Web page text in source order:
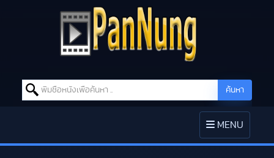
Search for: ค้นหา
TOGGLE
NAVIGATION
MENU